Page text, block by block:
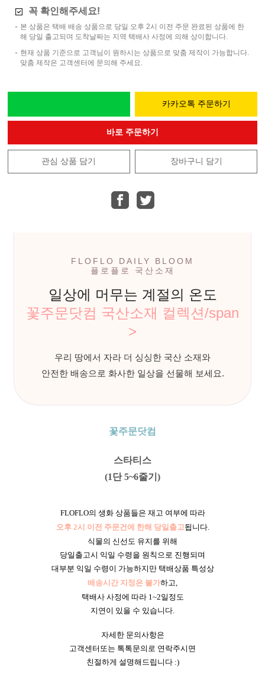
꼭 확인해주세요!
본 상품은 택배 배송 상품으로 당일 오후 2시 이전 주문 완료된 상품에 한
해 당일 출고되며 도착날짜는 지역 택배사 사정에 의해 상이합니다.
현재 상품 기준으로 고객님이 원하시는 상품으로 맞춤 제작이 가능합니다.
맞춤 제작은 고객센터에 문의해 주세요.
카카오톡 주문하기
바로 주문하기
관심 상품 담기 장바구니 담기
FLOFLO DAILY BLOOM
플로플로 국산소재
일상에 머무는 계절의 온도
꽃주문닷컴 국산소재 컬렉션/span
>
우리 땅에서 자라 더 싱싱한 국산 소재와
안전한 배송으로 화사한 일상을 선물해 보세요.
꽃주문닷컴
스타티스
(1단 5~6줄기)
FLOFLO의 생화 상품들은 재고 여부에 따라
오후 2시 이전 주문건에 한해 당일출고됩니다.
식물의 신선도 유지를 위해
당일출고시 익일 수령을 원칙으로 진행되며
대부분 익일 수령이 가능하지만 택배상품 특성상
배송시간 지정은 불가하고,
택배사 사정에 따라 1~2일정도
지연이 있을 수 있습니다.
자세한 문의사항은
고객센터또는 톡톡문의로 연락주시면
친절하게 설명해드립니다 :)